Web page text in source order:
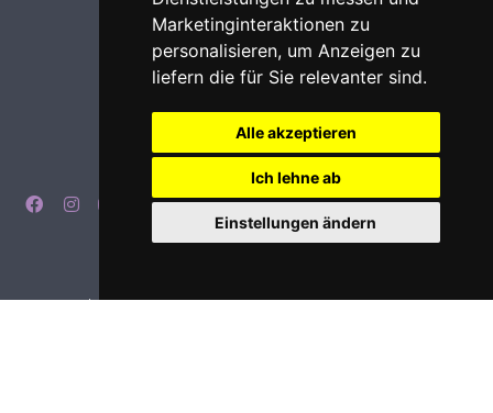
Marketinginteraktionen zu
personalisieren, um Anzeigen zu
liefern die für Sie relevanter sind.
Alle akzeptieren
Ich lehne ab
Einstellungen ändern
Impressum Datenschutz Login